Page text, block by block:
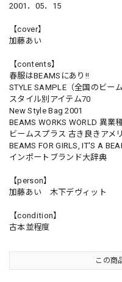
2001．05．15
【cover】
加藤あい
【contents】
春服はBEAMSにあり!!
STYLE SAMPLE（全国のビー
スタイル別アイテム70
New Style Bag 2001
BEAMS WORKS WORLD 異
ビームスプラス 古き良きアメ
BEAMS FOR GIRLS, IT'S A
インポートブランド大辞典
【person】
加藤あい 木下デヴィット
【condition】
古本並程度
この商